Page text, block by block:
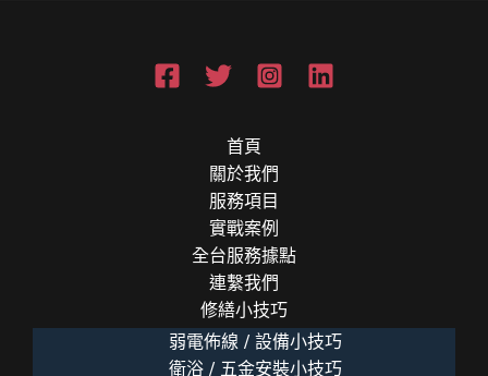
首頁
關於我們
服務項目
實戰案例
全台服務據點
連繫我們
修繕小技巧
弱電佈線 / 設備小技巧
衛浴 / 五金安裝小技巧